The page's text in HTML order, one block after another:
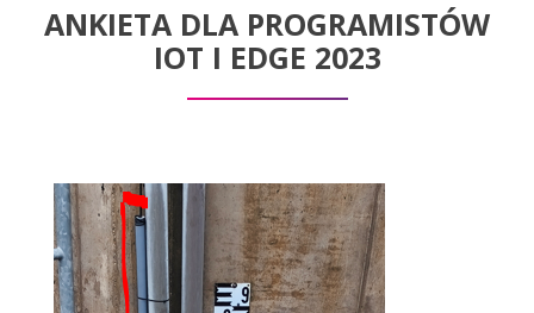
ANKIETA DLA PROGRAMISTÓW
IOT I EDGE 2023